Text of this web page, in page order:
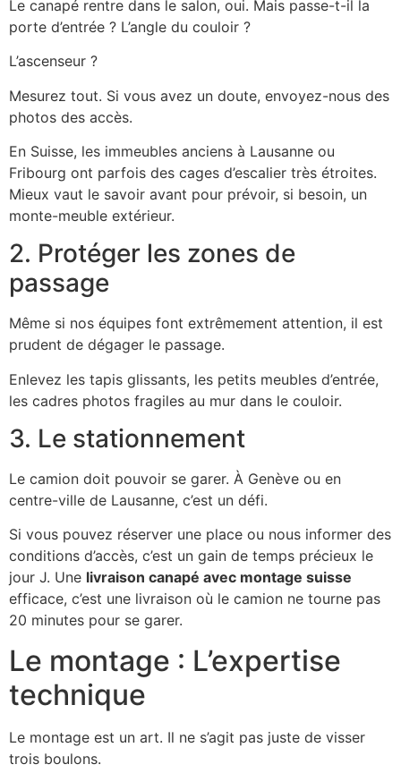
Le canapé rentre dans le salon, oui. Mais passe-t-il la
porte d’entrée ? L’angle du couloir ?
L’ascenseur ?
Mesurez tout. Si vous avez un doute, envoyez-nous des
photos des accès.
En Suisse, les immeubles anciens à Lausanne ou
Fribourg ont parfois des cages d’escalier très étroites.
Mieux vaut le savoir avant pour prévoir, si besoin, un
monte-meuble extérieur.
2. Protéger les zones de
passage
Même si nos équipes font extrêmement attention, il est
prudent de dégager le passage.
Enlevez les tapis glissants, les petits meubles d’entrée,
les cadres photos fragiles au mur dans le couloir.
3. Le stationnement
Le camion doit pouvoir se garer. À Genève ou en
centre-ville de Lausanne, c’est un défi.
Si vous pouvez réserver une place ou nous informer des
conditions d’accès, c’est un gain de temps précieux le
jour J. Une livraison canapé avec montage suisse
efficace, c’est une livraison où le camion ne tourne pas
20 minutes pour se garer.
Le montage : L’expertise
technique
Le montage est un art. Il ne s’agit pas juste de visser
trois boulons.